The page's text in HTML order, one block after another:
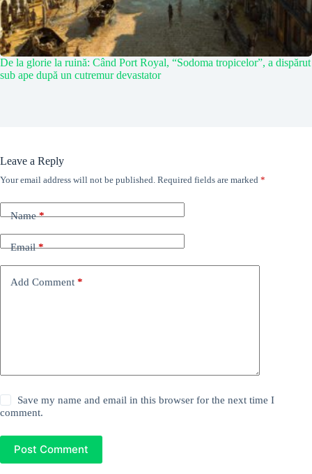
De la glorie la ruină: Când Port Royal, “Sodoma tropicelor”, a dispărut
sub ape după un cutremur devastator
Leave a Reply
Your email address will not be published. Required fields are marked *
Name*
Email*
Add Comment *
Save my name and email in this browser for the next time I
comment.
Post Comment